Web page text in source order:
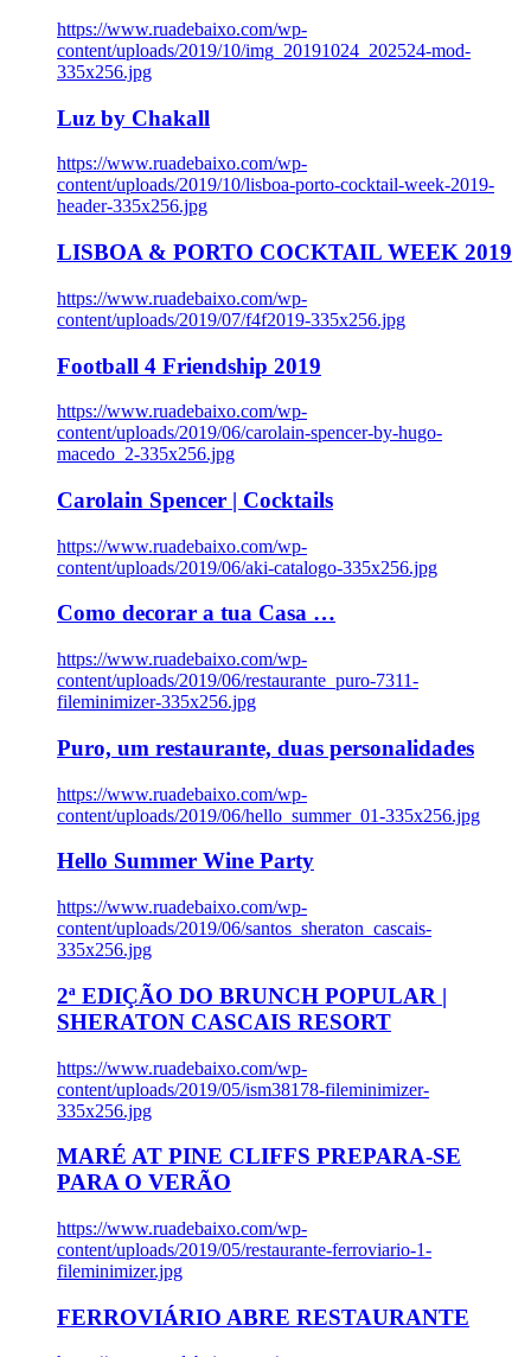
https://www.ruadebaixo.com/wp-
content/uploads/2019/10/img_20191024_202524-mod-
335x256.jpg
Luz by Chakall
https://www.ruadebaixo.com/wp-
content/uploads/2019/10/lisboa-porto-cocktail-week-2019-
header-335x256.jpg
LISBOA & PORTO COCKTAIL WEEK 2019
https://www.ruadebaixo.com/wp-
content/uploads/2019/07/f4f2019-335x256.jpg
Football 4 Friendship 2019
https://www.ruadebaixo.com/wp-
content/uploads/2019/06/carolain-spencer-by-hugo-
macedo_2-335x256.jpg
Carolain Spencer | Cocktails
https://www.ruadebaixo.com/wp-
content/uploads/2019/06/aki-catalogo-335x256.jpg
Como decorar a tua Casa …
https://www.ruadebaixo.com/wp-
content/uploads/2019/06/restaurante_puro-7311-
fileminimizer-335x256.jpg
Puro, um restaurante, duas personalidades
https://www.ruadebaixo.com/wp-
content/uploads/2019/06/hello_summer_01-335x256.jpg
Hello Summer Wine Party
https://www.ruadebaixo.com/wp-
content/uploads/2019/06/santos_sheraton_cascais-
335x256.jpg
2ª EDIÇÃO DO BRUNCH POPULAR |
SHERATON CASCAIS RESORT
https://www.ruadebaixo.com/wp-
content/uploads/2019/05/ism38178-fileminimizer-
335x256.jpg
MARÉ AT PINE CLIFFS PREPARA-SE
PARA O VERÃO
https://www.ruadebaixo.com/wp-
content/uploads/2019/05/restaurante-ferroviario-1-
fileminimizer.jpg
FERROVIÁRIO ABRE RESTAURANTE